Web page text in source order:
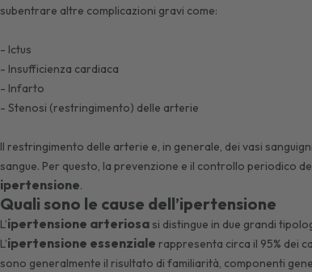
subentrare altre complicazioni gravi come:
- Ictus
- Insufficienza cardiaca
- Infarto
- Stenosi (restringimento) delle arterie
Il restringimento delle arterie e, in generale, dei vasi
sangue. Per questo, la prevenzione e il controllo periodico
ipertensione.
Quali sono le cause dell’ipertensione
L’ipertensione arteriosasi distingue in due grandi
L’ipertensione essenziale rappresenta circa il 95% dei
sono generalmente il risultato di familiarità, componenti